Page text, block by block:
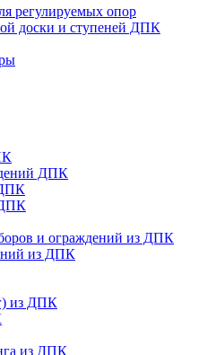
регулируемых опор
доски и ступеней ДПК
ДПК
ДПК
и ограждений из ДПК
из ДПК
из ДПК
из ДПК